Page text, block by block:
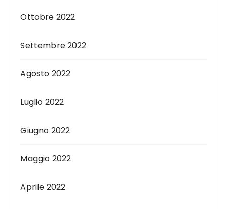
Ottobre 2022
Settembre 2022
Agosto 2022
Luglio 2022
Giugno 2022
Maggio 2022
Aprile 2022